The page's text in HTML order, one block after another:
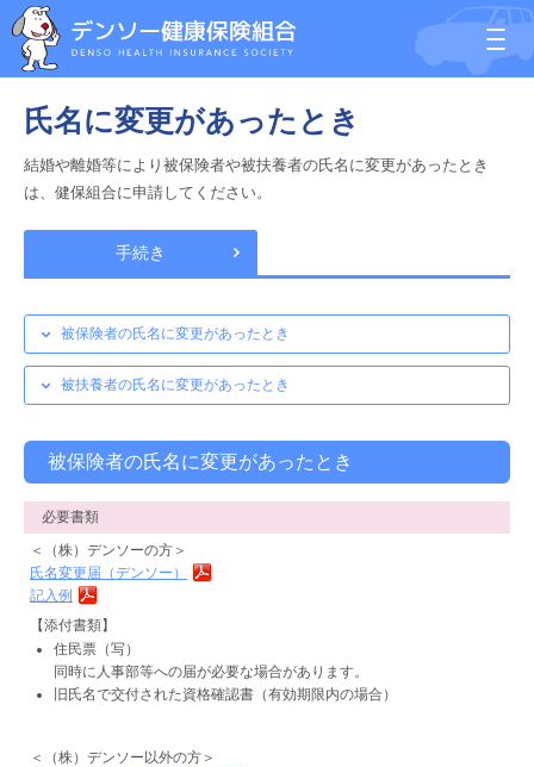
氏名に変更があったとき
結婚や離婚等により被保険者や被扶養者の氏名に変更があったとき
は、健保組合に申請してください。
手続き
被保険者の氏名に変更があったとき
被扶養者の氏名に変更があったとき
被保険者の氏名に変更があったとき
必要書類
＜（株）デンソーの方＞
氏名変更届（デンソー）
記入例
【添付書類】
住民票（写）
同時に人事部等への届が必要な場合があります。
旧氏名で交付された資格確認書（有効期限内の場合）
＜（株）デンソー以外の方＞